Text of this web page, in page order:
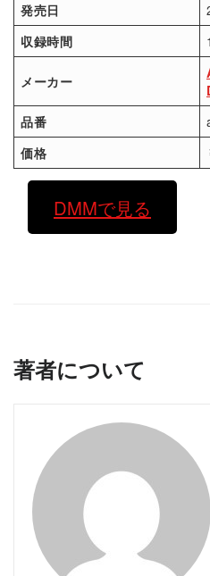
発売日
収録時間
メーカー
品番
価格
DMMで見る
著者について